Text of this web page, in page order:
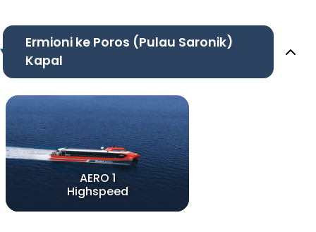
Ermioni ke Poros (Pulau Saronik)
Kapal
AERO 1
Highspeed